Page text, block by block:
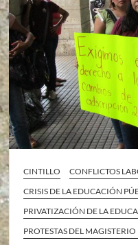
CINTILLO
CONFLICTOS
CRISIS DE LA EDUCACIÓN
PRIVATIZACIÓN DE LA
PROTESTAS DEL